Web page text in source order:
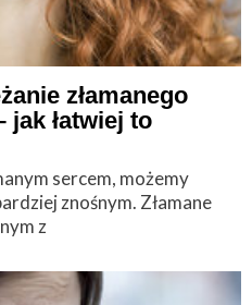
złamanego
jak łatwiej to
sercem, możemy
znośnym. Złamane
z